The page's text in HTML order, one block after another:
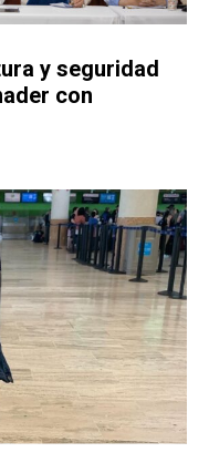
y seguridad
con